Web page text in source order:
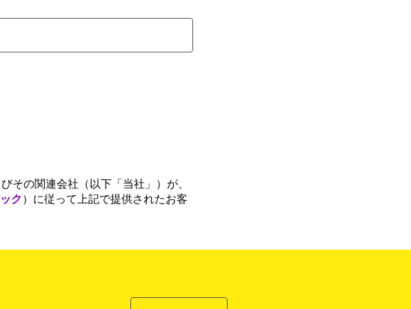
その関連会社（以下「当社」）が、
ク）に従って上記で提供されたお客